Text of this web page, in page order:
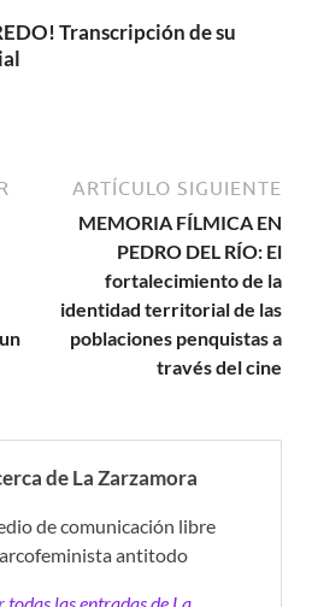
Transcripción de su
ARTÍCULO SIGUIENTE
MEMORIA FÍLMICA EN
PEDRO DEL RÍO: El
fortalecimiento de la
identidad territorial de las
poblaciones penquistas a
través del cine
de La Zarzamora
de comunicación libre
antitodo